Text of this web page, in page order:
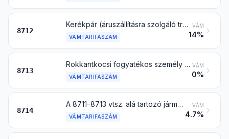
8712
Kerékpár (áruszállításra szolgáló tricikli is), motor nélkül
VÁMTARIFASZÁM
VÁM
14%
8713
Rokkantkocsi fogyatékos személy részére motoros vagy más mechanikus meghajtással vagy anélkül
VÁMTARIFASZÁM
VÁM
0%
8714
A 8711–8713 vtsz. alá tartozó járművek alkatrésze és tartozéka
VÁMTARIFASZÁM
VÁM
4.7%